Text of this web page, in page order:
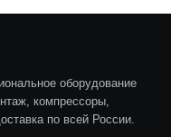
оборудование
компрессоры,
по всей России.